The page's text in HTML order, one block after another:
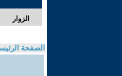
الزوار
الصفحة